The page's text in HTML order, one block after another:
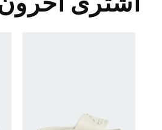
اشترى آخرون